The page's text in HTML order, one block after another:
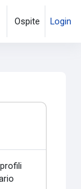
Ospite Login